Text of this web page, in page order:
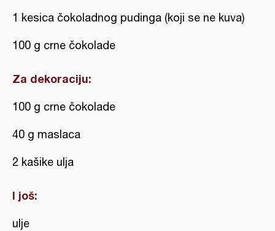
1 kesica čokoladnog pudinga (koji se ne kuva)
100 g crne čokolade
Za dekoraciju:
100 g crne čokolade
40 g maslaca
2 kašike ulja
I još:
ulje